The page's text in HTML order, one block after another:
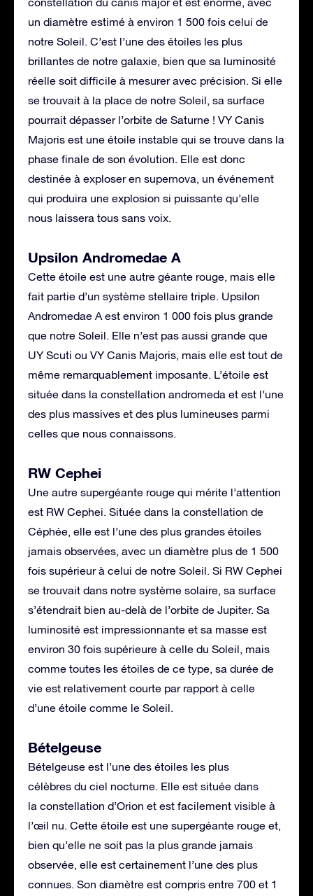
un diamètre estimé à environ 1 500 fois celui de
notre Soleil. C’est l’une des étoiles les plus
brillantes de notre galaxie, bien que sa luminosité
réelle soit difficile à mesurer avec précision. Si elle
se trouvait à la place de notre Soleil, sa surface
pourrait dépasser l’orbite de Saturne ! VY Canis
Majoris est une étoile instable qui se trouve dans la
phase finale de son évolution. Elle est donc
destinée à exploser en supernova, un événement
qui produira une explosion si puissante qu’elle
nous laissera tous sans voix.
Upsilon Andromedae A
Cette étoile est une autre géante rouge, mais elle
fait partie d’un système stellaire triple. Upsilon
Andromedae A est environ 1 000 fois plus grande
que notre Soleil. Elle n’est pas aussi grande que
UY Scuti ou VY Canis Majoris, mais elle est tout de
même remarquablement imposante. L’étoile est
située dans la constellation andromeda et est l’une
des plus massives et des plus lumineuses parmi
celles que nous connaissons.
RW Cephei
Une autre supergéante rouge qui mérite l’attention
est RW Cephei. Située dans la constellation de
Céphée, elle est l’une des plus grandes étoiles
jamais observées, avec un diamètre plus de 1 500
fois supérieur à celui de notre Soleil. Si RW Cephei
se trouvait dans notre système solaire, sa surface
s’étendrait bien au-delà de l’orbite de Jupiter. Sa
luminosité est impressionnante et sa masse est
environ 30 fois supérieure à celle du Soleil, mais
comme toutes les étoiles de ce type, sa durée de
vie est relativement courte par rapport à celle
d’une étoile comme le Soleil.
Bételgeuse
Bételgeuse est l’une des étoiles les plus
célèbres du ciel nocturne. Elle est située dans
la constellation d’Orion et est facilement visible à
l’œil nu. Cette étoile est une supergéante rouge et,
bien qu’elle ne soit pas la plus grande jamais
observée, elle est certainement l’une des plus
connues. Son diamètre est compris entre 700 et 1